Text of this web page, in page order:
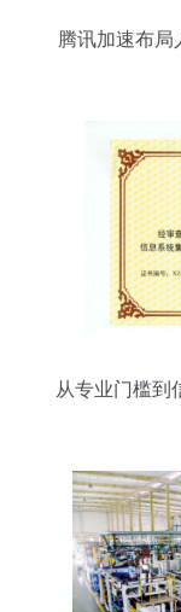
腾讯加速布
从专业门槛到